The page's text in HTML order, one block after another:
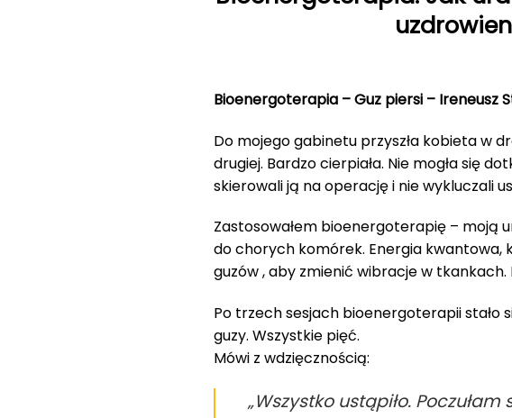
Bioenergoterapia – Guz piersi – Ireneusz
Do mojego gabinetu przyszła kobieta w
drugiej. Bardzo cierpiała. Nie mogła się
skierowali ją na operację i nie wykluczali
Zastosowałem bioenergoterapię –
do chorych komórek. Energia kwantowa,
guzów , aby zmienić wibracje w
Po trzech sesjach bioenergoterapii stało
guzy. Wszystkie pięć.
Mówi z wdzięcznością:
„Wszystko ustąpiło.